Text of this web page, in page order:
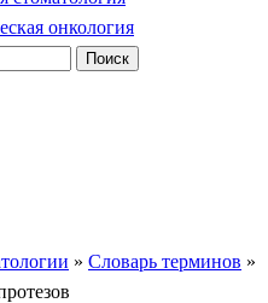
онкология
» Словарь терминов »